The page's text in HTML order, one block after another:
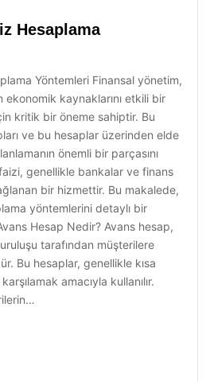
Hesaplama
Yöntemleri Finansal yönetim,
kaynaklarını etkili bir
kritik bir öneme sahiptir. Bu
ve bu hesaplar üzerinden elde
önemli bir parçasını
genellikle bankalar ve finans
bir hizmettir. Bu makalede,
yöntemlerini detaylı bir
Hesap Nedir? Avans hesap,
tarafından müşterilere
Bu hesaplar, genellikle kısa
amacıyla kullanılır.